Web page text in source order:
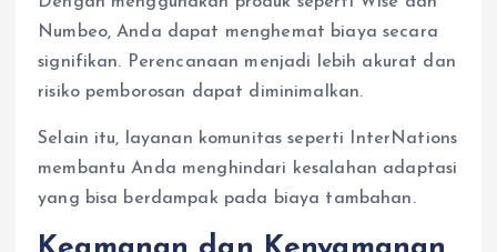
Numbeo, Anda dapat menghemat biaya secara
signifikan. Perencanaan menjadi lebih akurat dan
risiko pemborosan dapat diminimalkan.
Selain itu, layanan komunitas seperti InterNations
membantu Anda menghindari kesalahan adaptasi
yang bisa berdampak pada biaya tambahan.